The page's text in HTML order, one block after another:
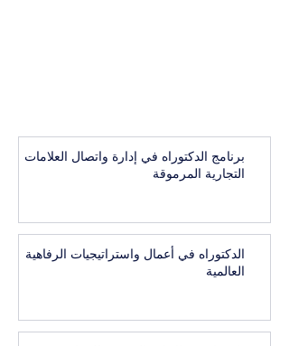
برنامج الدكتوراه في إدارة واتصال العلامات
التجارية المرموقة
الدكتوراه في أعمال واستراتيجيات الرفاهية
العالمية